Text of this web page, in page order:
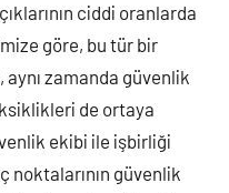
ciddi oranlarda
göre, bu tür bir
aynı zamanda güvenlik
de ortaya
ekibi ile işbirliği
noktalarının güvenlik